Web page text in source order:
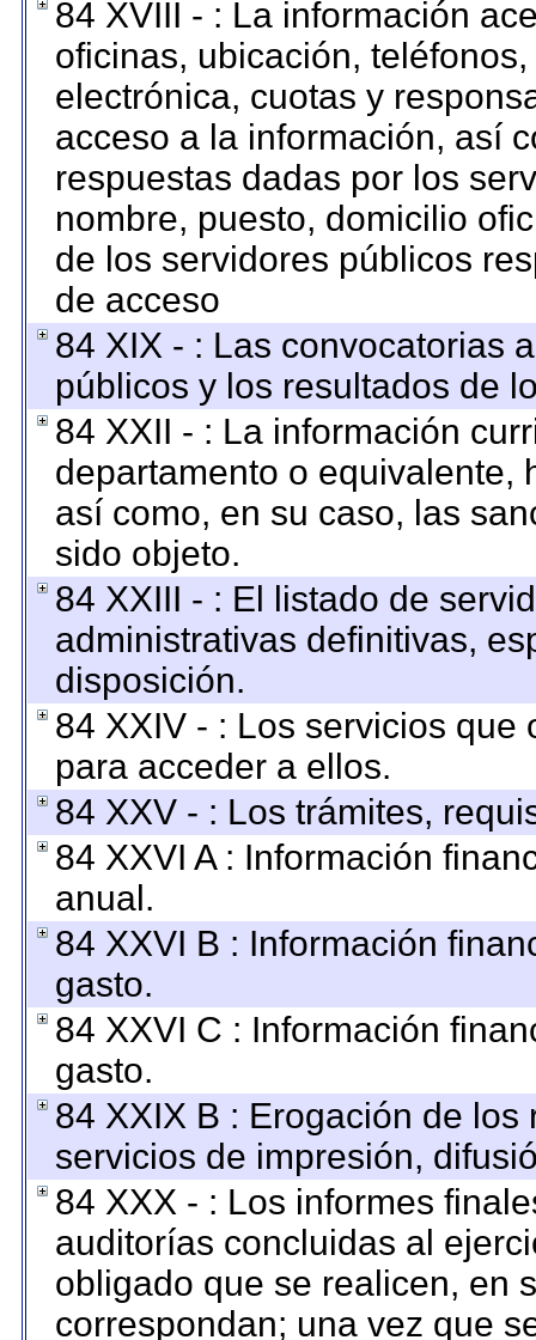
84 XVIII - : La información
oficinas, ubicación,
electrónica, cuotas y
acceso a la información, así
respuestas dadas por los
nombre, puesto, domicilio
de los servidores públicos
de acceso
84 XIX - : Las convocatorias
públicos y los resultados de
84 XXII - : La información
departamento o equivalente,
así como, en su caso, las
sido objeto.
84 XXIII - : El listado de
administrativas definitivas,
disposición.
84 XXIV - : Los servicios
para acceder a ellos.
84 XXV - : Los trámites,
84 XXVI A : Información
anual.
84 XXVI B : Información
gasto.
84 XXVI C : Información
gasto.
84 XXIX B : Erogación de
servicios de impresión,
84 XXX - : Los informes
auditorías concluidas al
obligado que se realicen, en
correspondan; una vez que